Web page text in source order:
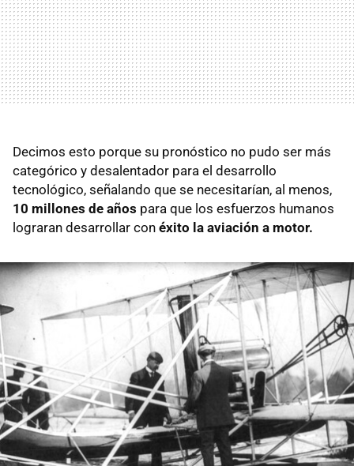
Decimos esto porque su pronóstico no pudo ser más
categórico y desalentador para el desarrollo
tecnológico, señalando que se necesitarían, al menos,
10 millones de años para que los esfuerzos humanos
lograran desarrollar con éxito la aviación a motor.